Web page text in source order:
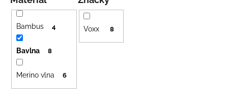
Voxx 8
Bambus 4
Bavlna 8
Merino vlna 6